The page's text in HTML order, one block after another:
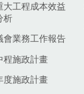
大工程成本效益
析
會業務工作報告
程施政計畫
度施政計畫